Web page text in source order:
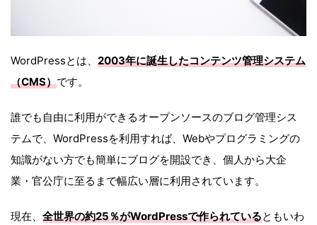
WordPressとは、 2003年に誕生したコンテンツ管理システム
（CMS）です。
誰でも自由に利用ができるオープンソースのブログ管理シス
テムで、WordPressを利用すれば、Webやプログラミングの
知識がない方でも簡単にブログを開設でき、個人から大企
業・官公庁に至るまで幅広い層に利用されています。
現在、 全世界の約25％がWordPressで作られているともいわ